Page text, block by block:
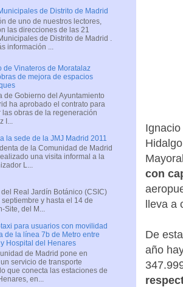
con
lleva a
De
año
de Distrito de Madrid
de uno de nuestros lectores,
las direcciones de las 21
de Distrito de Madrid .
información ...
de Vinateros de Moratalaz
de mejora de espacios
de Gobierno del Ayuntamiento
ha aprobado el contrato para
las obras de la regeneración
la sede de la JMJ Madrid 2011
de la Comunidad de Madrid
una visita informal a la
L...
Real Jardín Botánico (CSIC)
y hasta el 14 de
Site, del M...
para usuarios con movilidad
de la línea 7b de Metro entre
Hospital del Henares
de Madrid pone en
servicio de transporte
que conecta las estaciones de
en...